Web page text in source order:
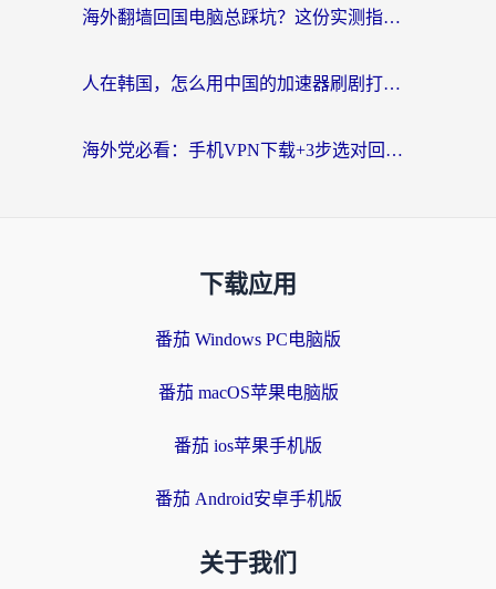
海外翻墙回国电脑总踩坑？这份实测指南帮你选对加速器（附ChickCNinitapMalus对比）
人在韩国，怎么用中国的加速器刷剧打游戏？这份真实体验指南给你答案
海外党必看：手机VPN下载+3步选对回国加速器，无缝刷国内资源不再愁
下载应用
番茄 Windows PC电脑版
番茄 macOS苹果电脑版
番茄 ios苹果手机版
番茄 Android安卓手机版
关于我们